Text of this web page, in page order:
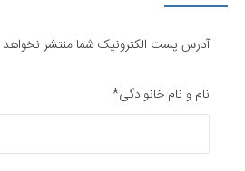
آدرس پست الکترونیک شما منتشر
نام و نام خانوادگی*